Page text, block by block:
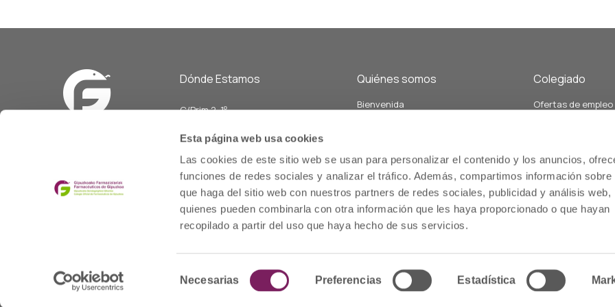
Esta página web usa cookies
Las cookies de este sitio web se usan para personalizar el contenido y los anuncios,
funciones de redes sociales y analizar el tráfico. Además, compartimos información sobre
que haga del sitio web con nuestros partners de redes sociales, publicidad y análisis web,
quienes pueden combinarla con otra información que les haya proporcionado o que hayan
recopilado a partir del uso que haya hecho de sus servicios.
de
Necesarias Preferencias Estadística
Dónde Estamos
C/Prim 2, 1º
Horario L-V
08:00 a 14:00
cofgipuzkoa@cofgipuzkoa.eus
Quiénes somos
Bienvenida
Estatutos
Memoria
Colegiado
Ofertas de empleo
Servicios
salud comunitaria
Servicios de
farmacéutica
© 2020 cofgipuzkoa.eus Inicio